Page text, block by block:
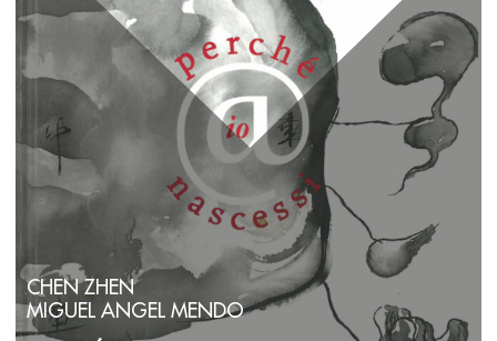
CHEN ZHEN
MIGUEL ANGEL MENDO